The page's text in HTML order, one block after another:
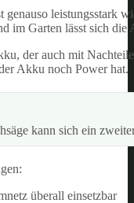
leistungsstark
im Garten lässt sich
der auch mit
Akku noch Power hat.
kann sich ein
überall einsetzbar